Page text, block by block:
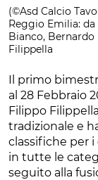
(©Asd Calcio
Reggio Emilia:
Bianco, Bernardo
Filippella
Il primo
al 28 Febbraio
Filippo
tradizionale e
classifiche per i
in tutte le
seguito alla